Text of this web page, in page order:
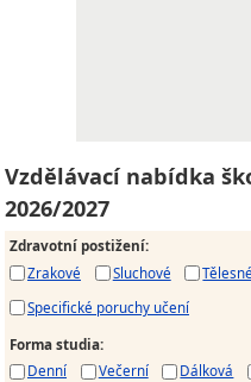
Vzdělávací nabídka
2026/2027
Zdravotní postižení:
Zrakové
Sluchové Tělesné
Specifické poruchy učení
Forma studia:
Denní
Večerní Dálková